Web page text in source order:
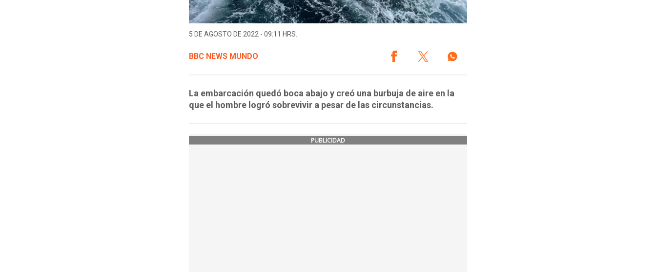
5 DE AGOSTO DE 2022 - 09:11 HRS.
BBC NEWS MUNDO
La embarcación quedó boca abajo y creó una burbuja de aire en la
que el hombre logró sobrevivir a pesar de las circunstancias.
PUBLICIDAD